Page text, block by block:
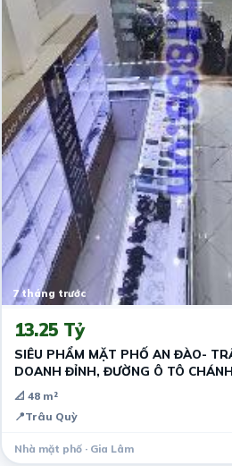
7 tháng trước
13.25 Tỷ
SIÊU PHẨM MẶT PHỐ AN ĐÀO-
DOANH ĐỈNH, ĐƯỜNG Ô TÔ
📐 48 m²
📍Trâu Quỳ
Nhà mặt phố · Gia Lâm